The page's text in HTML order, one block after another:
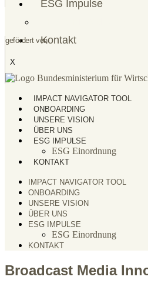
ESG Impulse
Kontakt
X
gefördert von
IMPACT NAVIGATOR TOOL
ONBOARDING
UNSERE VISION
ÜBER UNS
ESG IMPULSE
ESG Einordnung
KONTAKT
IMPACT NAVIGATOR TOOL
ONBOARDING
UNSERE VISION
ÜBER UNS
ESG IMPULSE
ESG Einordnung
KONTAKT
Broadcast Media